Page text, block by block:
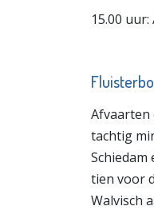
15.00
Afvaarten
tachtig
tien voor
Walvisch